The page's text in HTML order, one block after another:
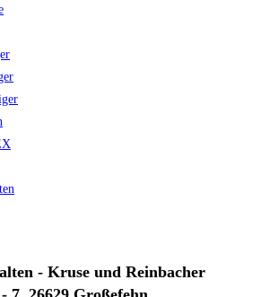
- Kruse und Reinbacher